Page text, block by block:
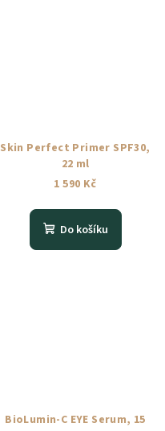
Skin Perfect Primer SPF30,
22 ml
1 590 Kč
Do košíku
BioLumin-C EYE Serum, 15